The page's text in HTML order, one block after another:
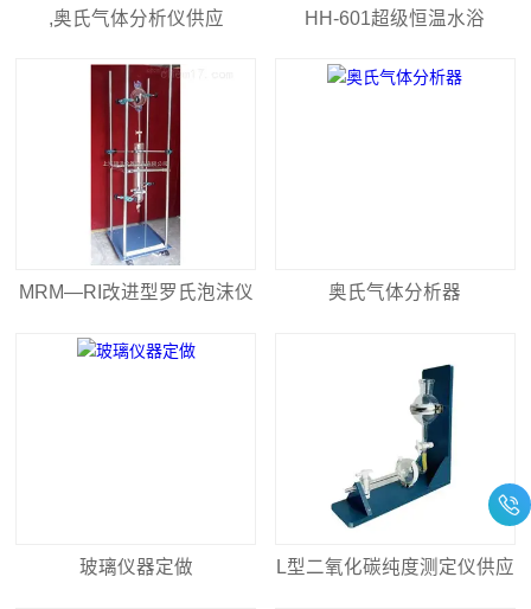
,奥氏气体分析仪供应 HH-601超级恒温水浴
MRM—RI改进型罗氏泡沫仪 奥氏气体分析器
玻璃仪器定做 L型二氧化碳纯度测定仪供应